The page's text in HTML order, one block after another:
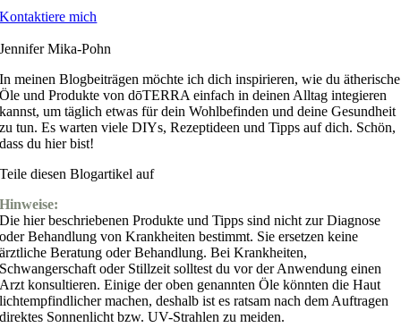
Kontaktiere mich
Jennifer Mika-Pohn
In meinen Blogbeiträgen möchte ich dich inspirieren, wie du ätherische
Öle und Produkte von dōTERRA einfach in deinen Alltag integieren
kannst, um täglich etwas für dein Wohlbefinden und deine Gesundheit
zu tun. Es warten viele DIYs, Rezeptideen und Tipps auf dich. Schön,
dass du hier bist!
Teile diesen Blogartikel auf
Hinweise:
Die hier beschriebenen Produkte und Tipps sind nicht zur Diagnose
oder Behandlung von Krankheiten bestimmt. Sie ersetzen keine
ärztliche Beratung oder Behandlung. Bei Krankheiten,
Schwangerschaft oder Stillzeit solltest du vor der Anwendung einen
Arzt konsultieren. Einige der oben genannten Öle könnten die Haut
lichtempfindlicher machen, deshalb ist es ratsam nach dem Auftragen
direktes Sonnenlicht bzw. UV-Strahlen zu meiden.